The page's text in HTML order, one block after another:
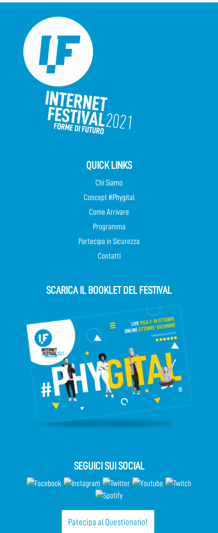
QUICK LINKS
Chi Siamo
Concept #Phygital
Come Arrivare
Programma
Partecipa in Sicurezza
Contatti
SCARICA IL BOOKLET DEL FESTIVAL
SEGUICI SUI SOCIAL
Patecipa al Questionario!